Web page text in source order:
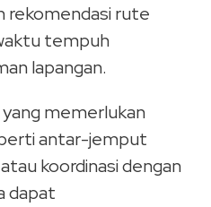
rekomendasi rute
tempuh
lapangan.
memerlukan
antar-jemput
koordinasi dengan
dapat